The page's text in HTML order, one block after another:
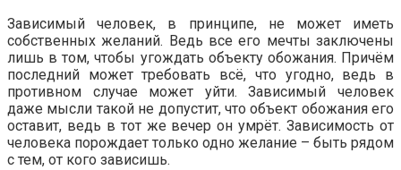
Зависимый человек, в принципе, не может иметь
собственных желаний. Ведь все его мечты заключены
лишь в том, чтобы угождать объекту обожания. Причём
последний может требовать всё, что угодно, ведь в
противном случае может уйти. Зависимый человек
даже мысли такой не допустит, что объект обожания его
оставит, ведь в тот же вечер он умрёт. Зависимость от
человека порождает только одно желание – быть рядом
с тем, от кого зависишь.